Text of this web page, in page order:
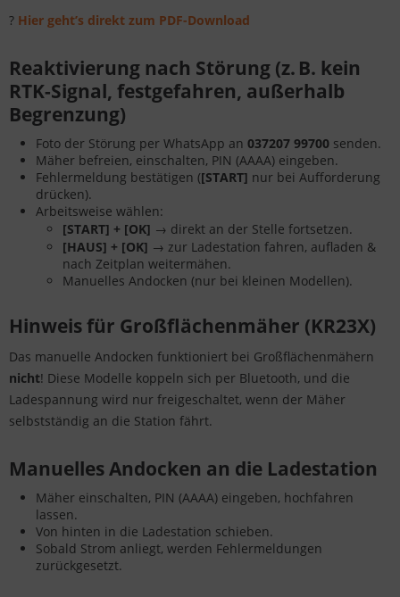
? Hier geht’s direkt zum PDF-Download
Reaktivierung nach Störung (z. B. kein
RTK-Signal, festgefahren, außerhalb
Begrenzung)
Foto der Störung per WhatsApp an 037207 99700 senden.
Mäher befreien, einschalten, PIN (AAAA) eingeben.
Fehlermeldung bestätigen ([START] nur bei Aufforderung
drücken).
Arbeitsweise wählen:
[START] + [OK] → direkt an der Stelle fortsetzen.
[HAUS] + [OK] → zur Ladestation fahren, aufladen &
nach Zeitplan weitermähen.
Manuelles Andocken (nur bei kleinen Modellen).
Hinweis für Großflächenmäher (KR23X)
Das manuelle Andocken funktioniert bei Großflächenmähern
nicht! Diese Modelle koppeln sich per Bluetooth, und die
Ladespannung wird nur freigeschaltet, wenn der Mäher
selbstständig an die Station fährt.
Manuelles Andocken an die Ladestation
Mäher einschalten, PIN (AAAA) eingeben, hochfahren
lassen.
Von hinten in die Ladestation schieben.
Sobald Strom anliegt, werden Fehlermeldungen
zurückgesetzt.